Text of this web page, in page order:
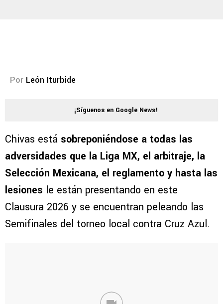
Por León Iturbide
¡Síguenos en Google News!
Chivas está sobreponiéndose a todas las
adversidades que la Liga MX, el arbitraje, la
Selección Mexicana, el reglamento y hasta las
lesiones le están presentando en este
Clausura 2026 y se encuentran peleando las
Semifinales del torneo local contra Cruz Azul.